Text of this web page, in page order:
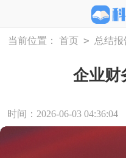
当前位置： 首页 > 总结报
企业财
时间：2026-06-03 04:36:04